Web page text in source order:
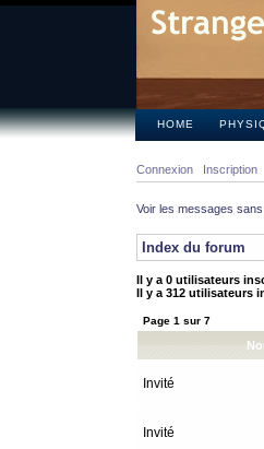
HOME
Connexion Inscription
Voir les messages
Index du forum
Il y a 0 utilisateurs
Il y a 312 utilisateurs
Page 1 sur 7
Invité
Invité